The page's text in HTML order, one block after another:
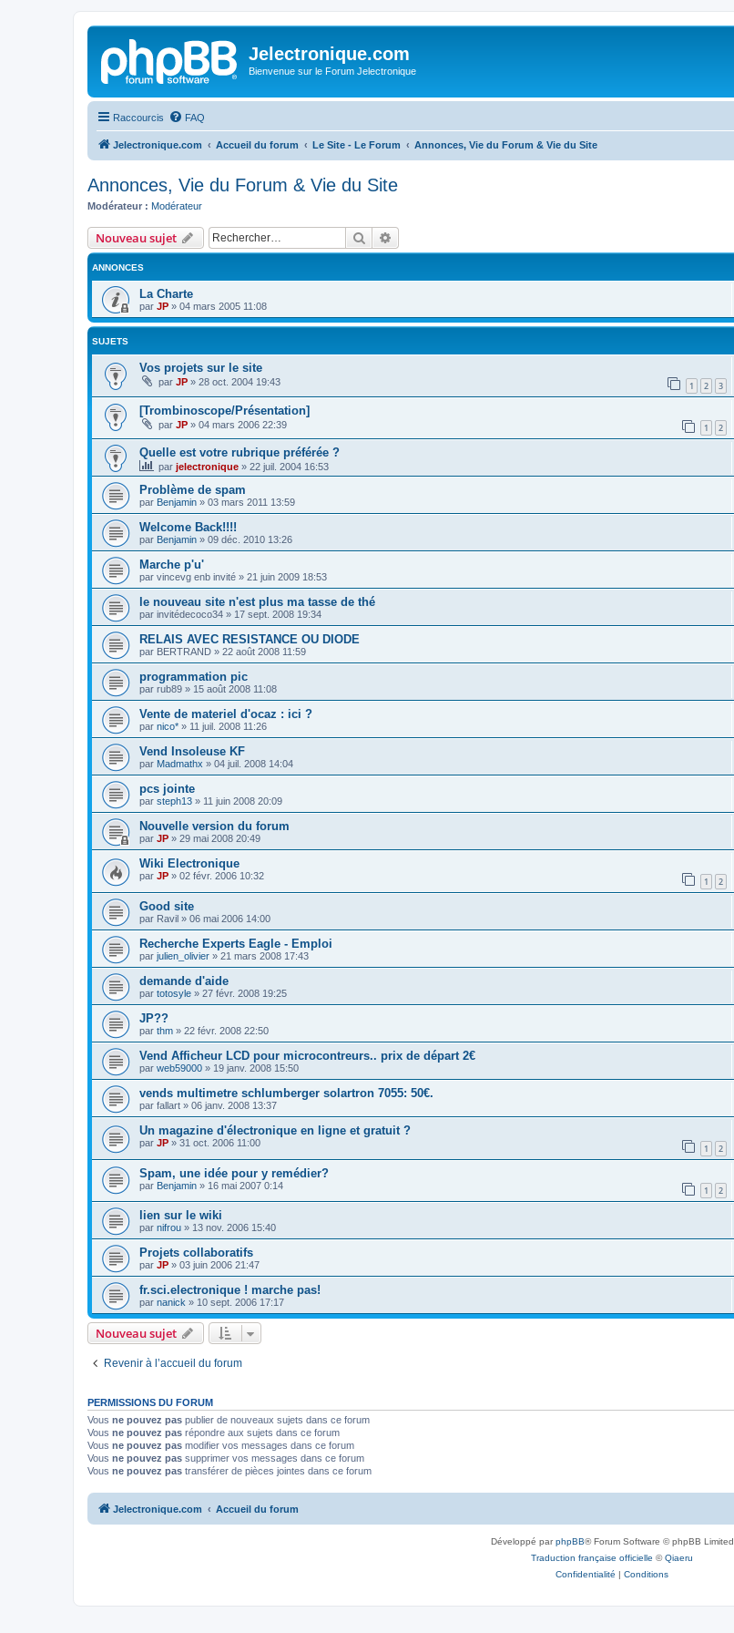
Jelectronique.com
Bienvenue sur le Forum Jelectronique
Raccourcis FAQ
Jelectronique.com Accueil du forum Le Site - Le Forum Annonces, Vie du Forum & Vie du Site
Annonces, Vie du Forum & Vie du Site
Modérateur : Modérateur
Nouveau sujet Rechercher
ANNONCES
La Charte
par JP » 04 mars 2005 11:08
SUJETS
Vos projets sur le site
par JP » 28 oct. 2004 19:43 1 2 3
[Trombinoscope/Présentation]
par JP » 04 mars 2006 22:39 1 2
Quelle est votre rubrique préférée ?
par jelectronique » 22 juil. 2004 16:53
Problème de spam
par Benjamin » 03 mars 2011 13:59
Welcome Back!!!!
par Benjamin » 09 déc. 2010 13:26
Marche p'u'
par vincevg enb invité » 21 juin 2009 18:53
le nouveau site n'est plus ma tasse de thé
par invitédecoco34 » 17 sept. 2008 19:34
RELAIS AVEC RESISTANCE OU DIODE
par BERTRAND » 22 août 2008 11:59
programmation pic
par rub89 » 15 août 2008 11:08
Vente de materiel d'ocaz : ici ?
par nico* » 11 juil. 2008 11:26
Vend Insoleuse KF
par Madmathx » 04 juil. 2008 14:04
pcs jointe
par steph13 » 11 juin 2008 20:09
Nouvelle version du forum
par JP » 29 mai 2008 20:49
Wiki Electronique
par JP » 02 févr. 2006 10:32 1 2
Good site
par Ravil » 06 mai 2006 14:00
Recherche Experts Eagle - Emploi
par julien_olivier » 21 mars 2008 17:43
demande d'aide
par totosyle » 27 févr. 2008 19:25
JP??
par thm » 22 févr. 2008 22:50
Vend Afficheur LCD pour microcontreurs.. prix de départ 2€
par web59000 » 19 janv. 2008 15:50
vends multimetre schlumberger solartron 7055: 50€.
par fallart » 06 janv. 2008 13:37
Un magazine d'électronique en ligne et gratuit ?
par JP » 31 oct. 2006 11:00 1 2
Spam, une idée pour y remédier?
par Benjamin » 16 mai 2007 0:14 1 2
lien sur le wiki
par nifrou » 13 nov. 2006 15:40
Projets collaboratifs
par JP » 03 juin 2006 21:47
fr.sci.electronique ! marche pas!
par nanick » 10 sept. 2006 17:17
Nouveau sujet
Revenir à l’accueil du forum
PERMISSIONS DU FORUM
Vous ne pouvez pas publier de nouveaux sujets dans ce forum
Vous ne pouvez pas répondre aux sujets dans ce forum
Vous ne pouvez pas modifier vos messages dans ce forum
Vous ne pouvez pas supprimer vos messages dans ce forum
Vous ne pouvez pas transférer de pièces jointes dans ce forum
Jelectronique.com Accueil du forum
Développé parphpBB® Forum Software © phpBB Limited
Traduction française officielle ©Qiaeru
Confidentialité | Conditions